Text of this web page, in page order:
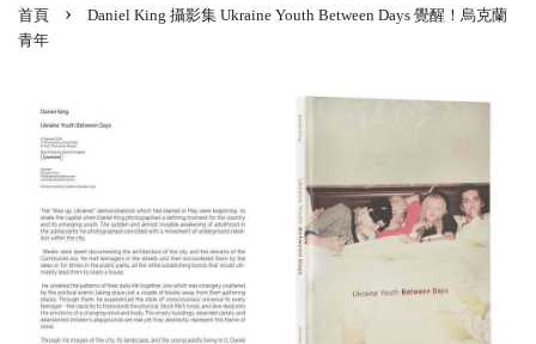
首頁 ›
Daniel King 攝影集 Ukraine Youth Between Days 覺醒！烏克蘭
青年